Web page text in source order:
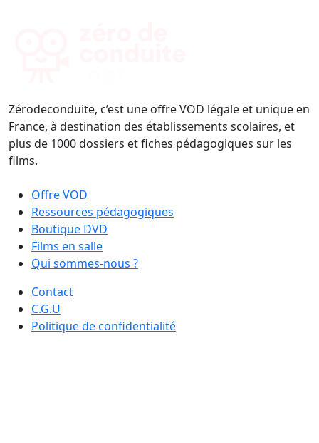
Zérodeconduite, c’est une offre VOD légale et unique en
France, à destination des établissements scolaires, et
plus de 1000 dossiers et fiches pédagogiques sur les
films.
Offre VOD
Ressources pédagogiques
Boutique DVD
Films en salle
Qui sommes-nous ?
Contact
C.G.U
Politique de confidentialité